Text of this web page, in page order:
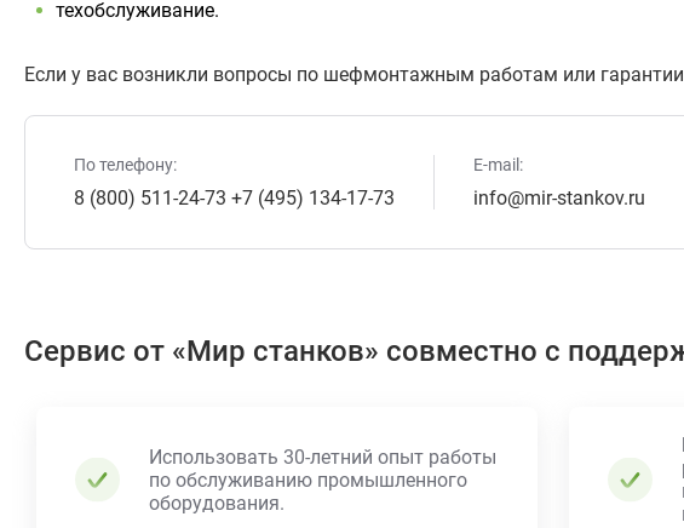
техобслуживание.
Если у вас возникли вопросы по шефмонтажным работам или
По телефону:
8 (800) 511-24-73 +7 (495) 134-17-73
E-mail:
info@mir-stankov.ru
Сервис от «Мир станков» совместно с
Использовать 30-летний опыт работы
по обслуживанию промышленного
оборудования.